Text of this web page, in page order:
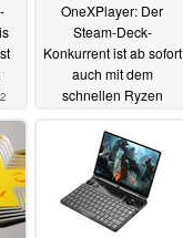
OneXPlayer: Der
Steam-Deck-
Konkurrent ist ab sofort
auch mit dem
schnellen Ryzen
26.04.2022